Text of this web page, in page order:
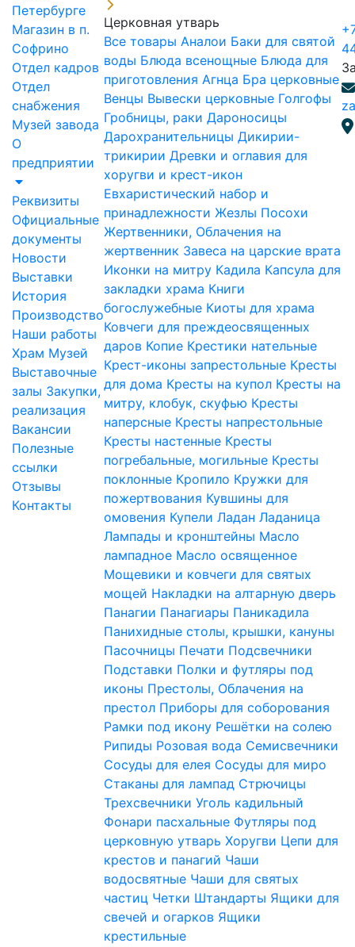
Петербурге
Магазин в п.
Софрино
Отдел кадров
Отдел
снабжения
Музей завода
О
предприятии
Реквизиты
Официальные
документы
Новости
Выставки
История
Производство
Наши работы
Храм Музей
Выставочные
залы Закупки,
реализация
Вакансии
Полезные
ссылки
Отзывы
Контакты
Церковная утварь
Все товары Аналои Баки для святой
воды Блюда всенощные Блюда для
приготовления Агнца Бра церковные
Венцы Вывески церковные Голгофы
Гробницы, раки Дароносицы
Дарохранительницы Дикирии-
трикирии Древки и оглавия для
хоругви и крест-икон
Евхаристический набор и
принадлежности Жезлы Посохи
Жертвенники, Облачения на
жертвенник Завеса на царские врата
Иконки на митру Кадила Капсула для
закладки храма Книги
богослужебные Киоты для храма
Ковчеги для преждеосвященных
даров Копие Крестики нательные
Крест-иконы запрестольные Кресты
для дома Кресты на купол Кресты на
митру, клобук, скуфью Кресты
наперсные Кресты напрестольные
Кресты настенные Кресты
погребальные, могильные Кресты
поклонные Кропило Кружки для
пожертвования Кувшины для
омовения Купели Ладан Ладаница
Лампады и кронштейны Масло
лампадное Масло освященное
Мощевики и ковчеги для святых
мощей Накладки на алтарную дверь
Панагии Панагиары Паникадила
Панихидные столы, крышки, кануны
Пасочницы Печати Подсвечники
Подставки Полки и футляры под
иконы Престолы, Облачения на
престол Приборы для соборования
Рамки под икону Решётки на солею
Рипиды Розовая вода Семисвечники
Сосуды для елея Сосуды для миро
Стаканы для лампад Стрючицы
Трехсвечники Уголь кадильный
Фонари пасхальные Футляры под
церковную утварь Хоругви Цепи для
крестов и панагий Чаши
водосвятные Чаши для святых
частиц Четки Штандарты Ящики для
свечей и огарков Ящики
крестильные